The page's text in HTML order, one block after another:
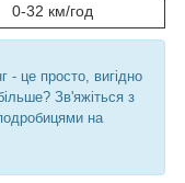
0-32 км/год
- це просто, вигідно
Зв'яжіться з
на